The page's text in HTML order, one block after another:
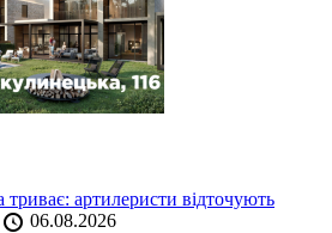
триває: артилеристи відточують
06.08.2026